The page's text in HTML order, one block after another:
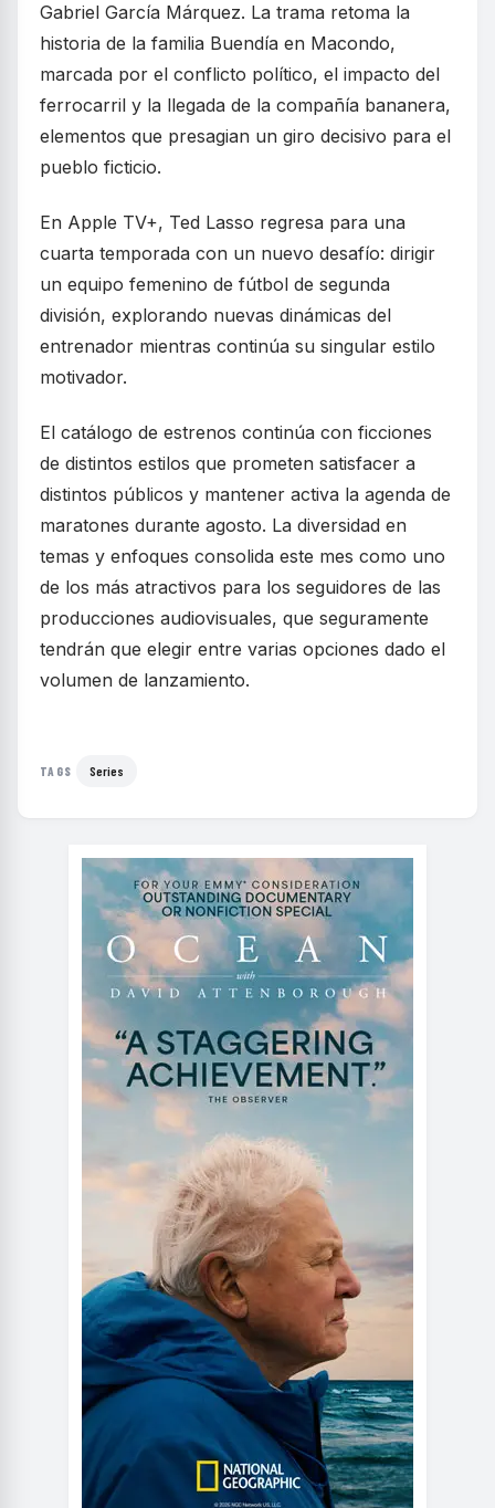
Gabriel García Márquez. La trama retoma la
historia de la familia Buendía en Macondo,
marcada por el conflicto político, el impacto del
ferrocarril y la llegada de la compañía bananera,
elementos que presagian un giro decisivo para el
pueblo ficticio.
En Apple TV+, Ted Lasso regresa para una
cuarta temporada con un nuevo desafío: dirigir
un equipo femenino de fútbol de segunda
división, explorando nuevas dinámicas del
entrenador mientras continúa su singular estilo
motivador.
El catálogo de estrenos continúa con ficciones
de distintos estilos que prometen satisfacer a
distintos públicos y mantener activa la agenda de
maratones durante agosto. La diversidad en
temas y enfoques consolida este mes como uno
de los más atractivos para los seguidores de las
producciones audiovisuales, que seguramente
tendrán que elegir entre varias opciones dado el
volumen de lanzamiento.
TAGS Series